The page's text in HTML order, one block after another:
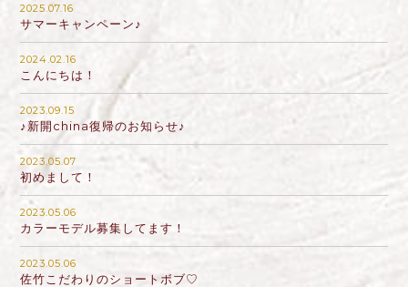
2025.07.16
サマーキャンペーン♪
2024.02.16
こんにちは！
2023.09.15
♪新開china復帰のお知らせ♪
2023.05.07
初めまして！
2023.05.06
カラーモデル募集してます！
2023.05.06
佐竹こだわりのショートボブ♡